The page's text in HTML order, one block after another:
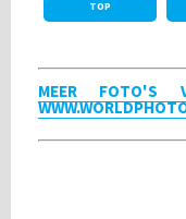
TOP
MEER FOTO'S